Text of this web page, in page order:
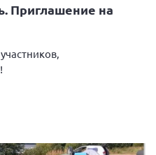
Приглашение на